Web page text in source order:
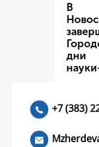
В
дни
+7 (383)